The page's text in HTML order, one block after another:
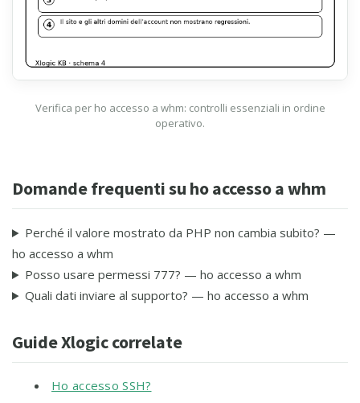
Verifica per ho accesso a whm: controlli essenziali in ordine
operativo.
Domande frequenti su ho accesso a whm
Perché il valore mostrato da PHP non cambia subito? —
ho accesso a whm
Posso usare permessi 777? — ho accesso a whm
Quali dati inviare al supporto? — ho accesso a whm
Guide Xlogic correlate
Ho accesso SSH?